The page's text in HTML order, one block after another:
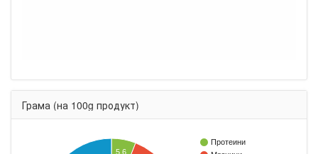
Грама (на 100g продукт)
Протеини
5.6